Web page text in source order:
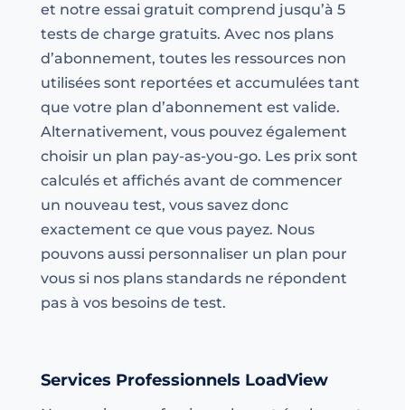
et notre essai gratuit comprend jusqu’à 5
tests de charge gratuits. Avec nos plans
d’abonnement, toutes les ressources non
utilisées sont reportées et accumulées tant
que votre plan d’abonnement est valide.
Alternativement, vous pouvez également
choisir un plan pay-as-you-go. Les prix sont
calculés et affichés avant de commencer
un nouveau test, vous savez donc
exactement ce que vous payez. Nous
pouvons aussi personnaliser un plan pour
vous si nos plans standards ne répondent
pas à vos besoins de test.
Services Professionnels LoadView